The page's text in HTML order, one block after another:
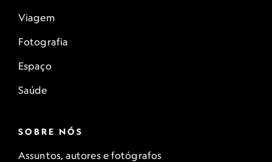
Viagem
Fotografia
Espaço
Saúde
SOBRE NÓS
Assuntos, autores e fotógrafos